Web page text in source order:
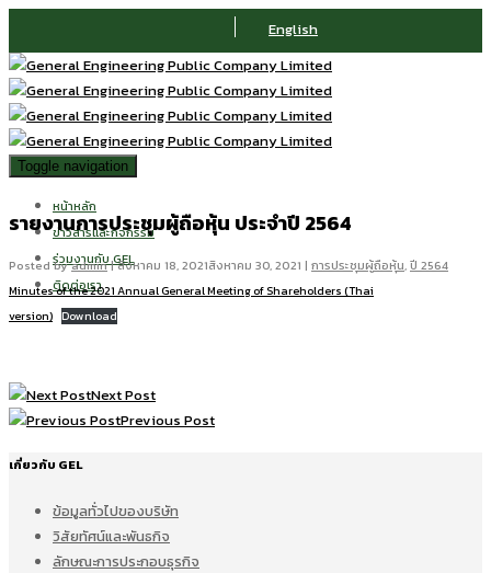
English
Toggle navigation
หน้าหลัก
ข่าวสารและกิจกรรม
ร่วมงานกับ GEL
ติดต่อเรา
รายงานการประชุมผู้ถือหุ้น ประจำปี 2564
Posted byadmin|สิงหาคม 18, 2021สิงหาคม 30, 2021 | การประชุมผู้ถือหุ้น,ปี 2564
Minutes of the 2021 Annual General Meeting of Shareholders (Thai
version) Download
Next Post
Previous Post
เกี่ยวกับ GEL
ข้อมูลทั่วไปของบริษัท
วิสัยทัศน์และพันธกิจ
ลักษณะการประกอบธุรกิจ